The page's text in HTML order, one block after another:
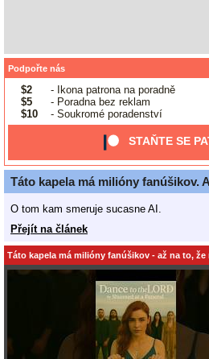
Podpořte nás
$2
- Ikona patrona na poradně
$5
- Poradna bez reklam
$10
- Soukromé poradenství
STAŇTE SE
Táto kapela má milióny fanúšikov.
O tom kam smeruje sucasne AI.
Přejít na článek
Táto kapela má milióny fanúšikov - až na to, že